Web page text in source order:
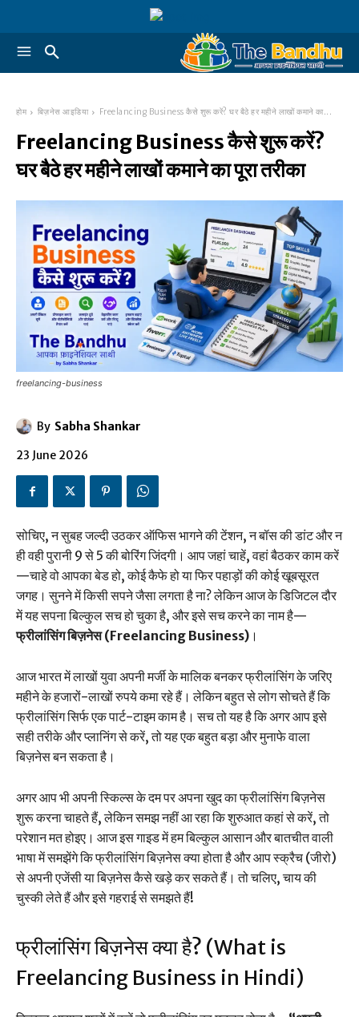
होम बिज़नेस आइडिया Freelancing Business कैसे शुरू करें? घर बैठे हर महीने लाखों कमाने का...
Freelancing Business कैसे शुरू करें?
घर बैठे हर महीने लाखों कमाने का पूरा तरीका
freelancing-business
By Sabha Shankar
23 June 2026
सोचिए, न सुबह जल्दी उठकर ऑफिस भागने की टेंशन, न बॉस की डांट और न
ही वही पुरानी 9 से 5 की बोरिंग जिंदगी। आप जहां चाहें, वहां बैठकर काम करें
—चाहे वो आपका बेड हो, कोई कैफे हो या फिर पहाड़ों की कोई खूबसूरत
जगह। सुनने में किसी सपने जैसा लगता है ना? लेकिन आज के डिजिटल दौर
में यह सपना बिल्कुल सच हो चुका है, और इसे सच करने का नाम है—
फ्रीलांसिंग बिज़नेस (Freelancing Business) ।
आज भारत में लाखों युवा अपनी मर्जी के मालिक बनकर फ्रीलांसिंग के जरिए
महीने के हजारों-लाखों रुपये कमा रहे हैं। लेकिन बहुत से लोग सोचते हैं कि
फ्रीलांसिंग सिर्फ एक पार्ट-टाइम काम है। सच तो यह है कि अगर आप इसे
सही तरीके और प्लानिंग से करें, तो यह एक बहुत बड़ा और मुनाफे वाला
बिज़नेस बन सकता है।
अगर आप भी अपनी स्किल्स के दम पर अपना खुद का फ्रीलांसिंग बिज़नेस
शुरू करना चाहते हैं, लेकिन समझ नहीं आ रहा कि शुरुआत कहां से करें, तो
परेशान मत होइए। आज इस गाइड में हम बिल्कुल आसान और बातचीत वाली
भाषा में समझेंगे कि फ्रीलांसिंग बिज़नेस क्या होता है और आप स्क्रैच (जीरो)
से अपनी एजेंसी या बिज़नेस कैसे खड़े कर सकते हैं। तो चलिए, चाय की
चुस्की लेते हैं और इसे गहराई से समझते हैं!
फ्रीलांसिंग बिज़नेस क्या है? (What is
Freelancing Business in Hindi)